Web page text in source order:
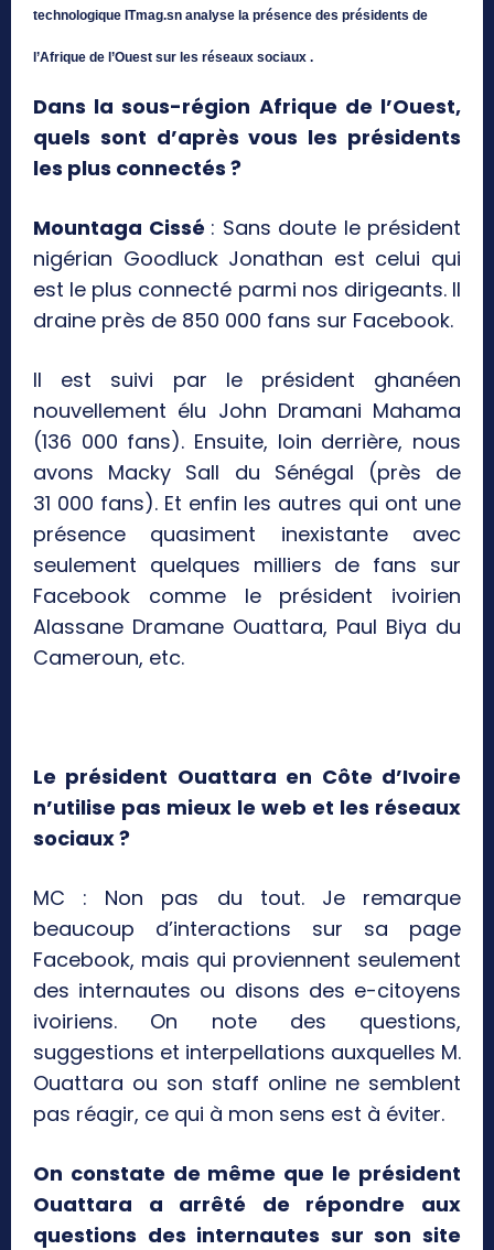
technologique ITmag.sn analyse la présence des présidents de
l’Afrique de l’Ouest sur les réseaux sociaux .
Dans la sous-région Afrique de l’Ouest,
quels sont d’après vous les présidents
les plus connectés ?
Mountaga Cissé : Sans doute le président
nigérian Goodluck Jonathan est celui qui
est le plus connecté parmi nos dirigeants. Il
draine près de 850 000 fans sur Facebook.
Il est suivi par le président ghanéen
nouvellement élu John Dramani Mahama
(136 000 fans). Ensuite, loin derrière, nous
avons Macky Sall du Sénégal (près de
31 000 fans). Et enfin les autres qui ont une
présence quasiment inexistante avec
seulement quelques milliers de fans sur
Facebook comme le président ivoirien
Alassane Dramane Ouattara, Paul Biya du
Cameroun, etc.
Le président Ouattara en Côte d’Ivoire
n’utilise pas mieux le web et les réseaux
sociaux ?
MC : Non pas du tout. Je remarque
beaucoup d’interactions sur sa page
Facebook, mais qui proviennent seulement
des internautes ou disons des e-citoyens
ivoiriens. On note des questions,
suggestions et interpellations auxquelles M.
Ouattara ou son staff online ne semblent
pas réagir, ce qui à mon sens est à éviter.
On constate de même que le président
Ouattara a arrêté de répondre aux
questions des internautes sur son site